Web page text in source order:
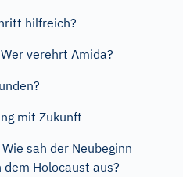
hilfreich?
verehrt Amida?
mit Zukunft
sah der Neubeginn
Holocaust aus?